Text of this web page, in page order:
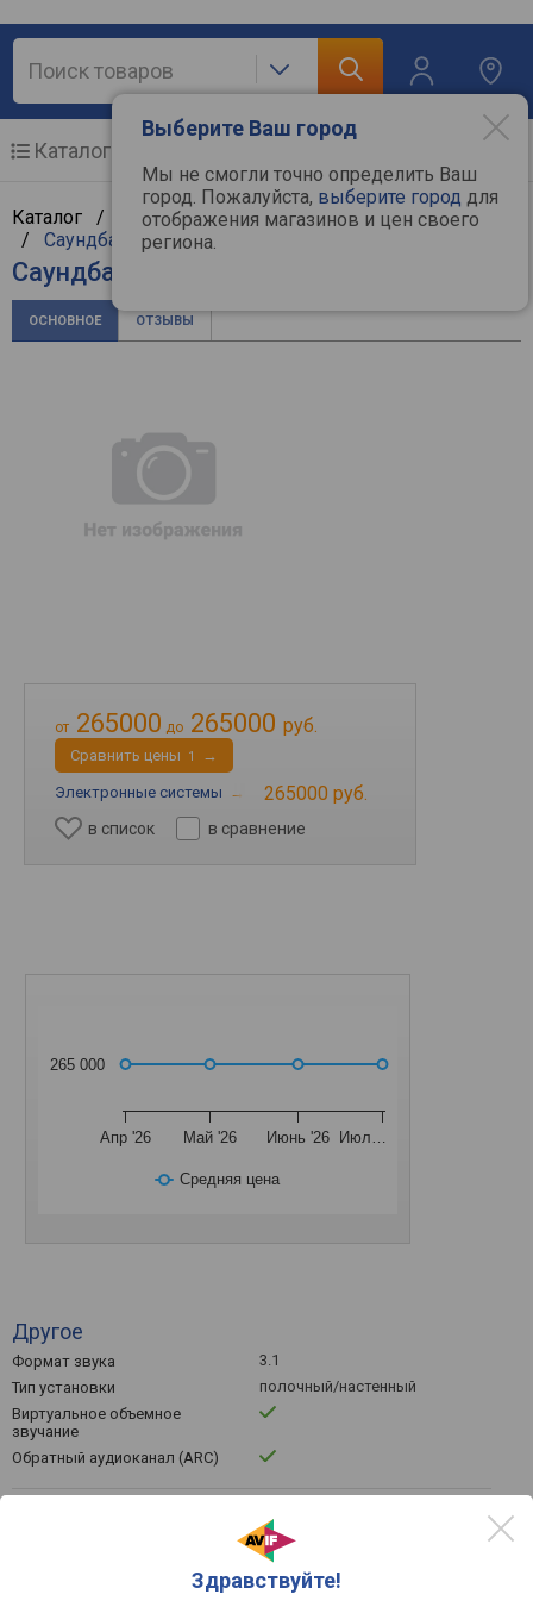
Выберите Ваш город
Мы не смогли точно определить Ваш
город. Пожалуйста, выберите город для
отображения магазинов и цен своего
региона.
Здравствуйте!
Каталог
Каталог / Аудиотехника/Hi-Fi и Hi-End компоненты
/ Саундбары/Samsung
Саундбар Samsung HW-A55C
ОСНОВНОЕ ОТЗЫВЫ
от 265000 до 265000 руб.
Cравнить цены 1 →
Электронные системы → 265000 руб.
в список в сравнение
Средняя цена
Апр '26 Май '26 Июнь '26 Июл…
265 000
Другое
Формат звука
3.1
Тип установки
полочный/настенный
Виртуальное объемное
звучание
Обратный аудиоканал (ARC)
Акустическое оформление
фазоинверторного типа
Габариты сабвуфера (ШхВхГ)
181x343x272 мм